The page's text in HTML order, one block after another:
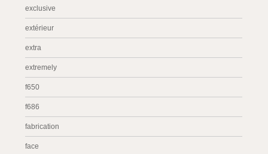
exclusive
extérieur
extra
extremely
f650
f686
fabrication
face